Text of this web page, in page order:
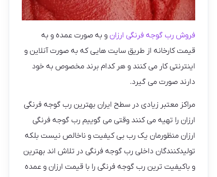
فروش رب گوجه فرنگی ارزان و به صورت عمده و به
قیمت کارخانه از طریق سایت هایی که به صورت آنلاین و
اینترنتی کار می کنند و هر کدام برند مخصوص به خود
دارند صورت می گیرد.
مراکز معتبر زیادی در سطح ایران بهترین رب گوجه فرنگی
ارزان را تهیه می کنند وقتی می گوییم رب گوجه فرنگی
ارزان منظورمان یک رب بی کیفیت و ناخالص نیست بلکه
تولیدکنندگان داخلی رب گوجه فرنگی در تلاش اند بهترین
و باکیفیت ترین رب گوجه فرنگی را با قیمت ارزان و عمده